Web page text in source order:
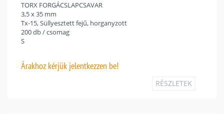
TORX FORGÁCSLAPCSAVAR
3,5 x 35 mm
Tx-15, Süllyesztett fejű, horganyzott
200 db / csomag
S
Árakhoz kérjük jelentkezzen be!
RÉSZLETEK